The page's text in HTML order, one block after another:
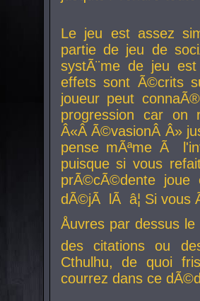
Le jeu est assez
partie de jeu de
systÃ¨me de jeu
effets sont Ã©crits
joueur peut
progression car
Â«Â Ã©vasionÂ Â»
pense mÃªme Ã
puisque si vous
prÃ©cÃ©dente
dÃ©jÃ lÃ â¦ Si vous
Åuvres par dessus
des citations ou
Cthulhu, de quoi
courrez dans ce